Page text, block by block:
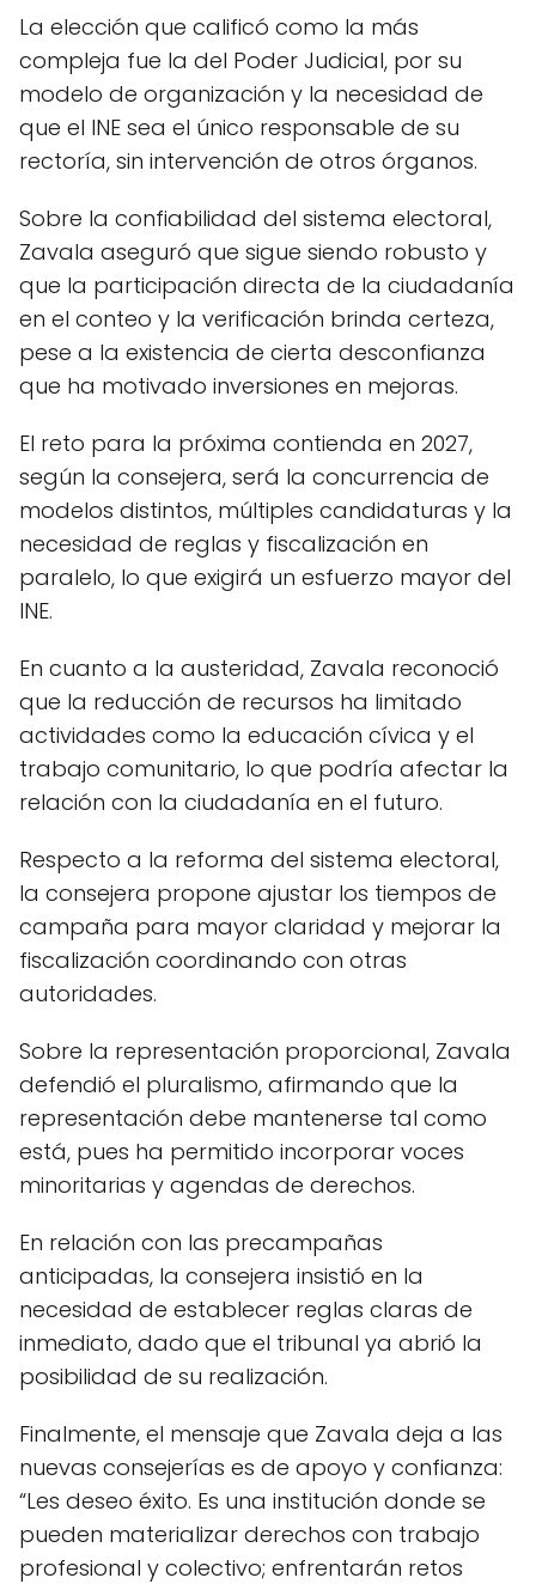
La elección que calificó como la más
compleja fue la del Poder Judicial, por su
modelo de organización y la necesidad de
que el INE sea el único responsable de su
rectoría, sin intervención de otros órganos.
Sobre la confiabilidad del sistema electoral,
Zavala aseguró que sigue siendo robusto y
que la participación directa de la ciudadanía
en el conteo y la verificación brinda certeza,
pese a la existencia de cierta desconfianza
que ha motivado inversiones en mejoras.
El reto para la próxima contienda en 2027,
según la consejera, será la concurrencia de
modelos distintos, múltiples candidaturas y la
necesidad de reglas y fiscalización en
paralelo, lo que exigirá un esfuerzo mayor del
INE.
En cuanto a la austeridad, Zavala reconoció
que la reducción de recursos ha limitado
actividades como la educación cívica y el
trabajo comunitario, lo que podría afectar la
relación con la ciudadanía en el futuro.
Respecto a la reforma del sistema electoral,
la consejera propone ajustar los tiempos de
campaña para mayor claridad y mejorar la
fiscalización coordinando con otras
autoridades.
Sobre la representación proporcional, Zavala
defendió el pluralismo, afirmando que la
representación debe mantenerse tal como
está, pues ha permitido incorporar voces
minoritarias y agendas de derechos.
En relación con las precampañas
anticipadas, la consejera insistió en la
necesidad de establecer reglas claras de
inmediato, dado que el tribunal ya abrió la
posibilidad de su realización.
Finalmente, el mensaje que Zavala deja a las
nuevas consejerías es de apoyo y confianza:
“Les deseo éxito. Es una institución donde se
pueden materializar derechos con trabajo
profesional y colectivo; enfrentarán retos